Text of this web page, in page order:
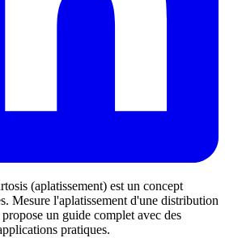
(aplatissement) est un concept
Mesure l'aplatissement d'une distribution
un guide complet avec des
pratiques.